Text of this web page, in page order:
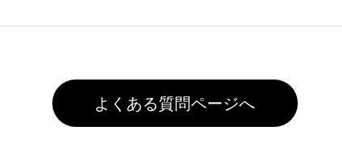
よくある質問ページへ